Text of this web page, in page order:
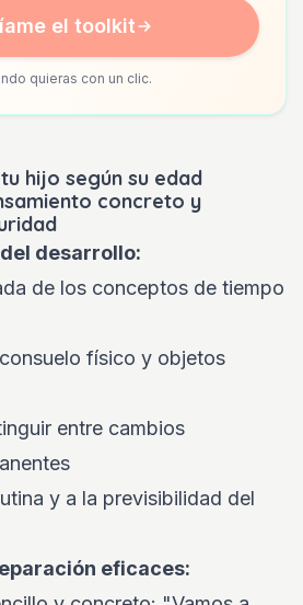
el toolkit
quieras con un clic.
hijo según su edad
concreto y
desarrollo:
de los conceptos de tiempo
físico y objetos
entre cambios
y a la previsibilidad del
eficaces: